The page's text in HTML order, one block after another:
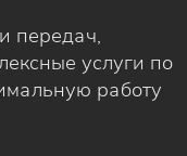
передач,
услуги по
работу